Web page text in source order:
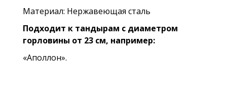
Материал: Нержавеющая сталь
Подходит к тандырам с диаметром
горловины от 23 см, например:
«Аполлон».